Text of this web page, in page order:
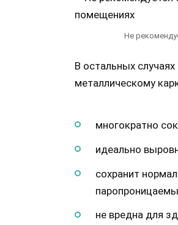
Не
В остальных
металлическому
многократно
идеально
сохранит
не вредна для